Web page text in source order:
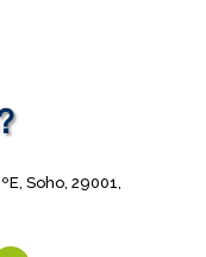
Soho, 29001,